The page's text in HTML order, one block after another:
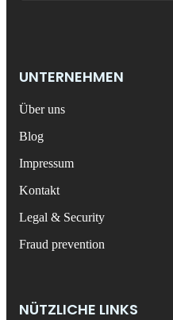
UNTERNEHMEN
Über uns
Blog
Impressum
Kontakt
Legal & Security
Fraud prevention
NÜTZLICHE LINKS